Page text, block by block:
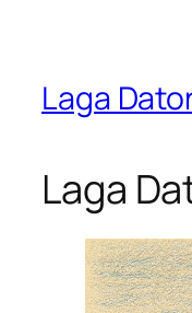
Laga
Laga